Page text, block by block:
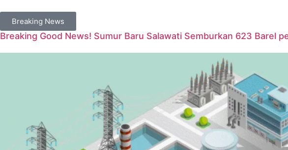
Breaking News
Breaking Good News! Sumur Baru Salawati Semburkan 623 Barel